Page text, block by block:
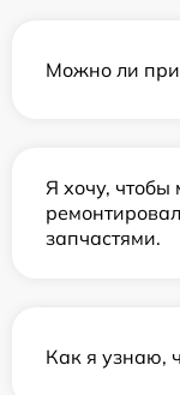
Можно ли
Я хочу, чтобы
запчастями.
Как я узнаю,